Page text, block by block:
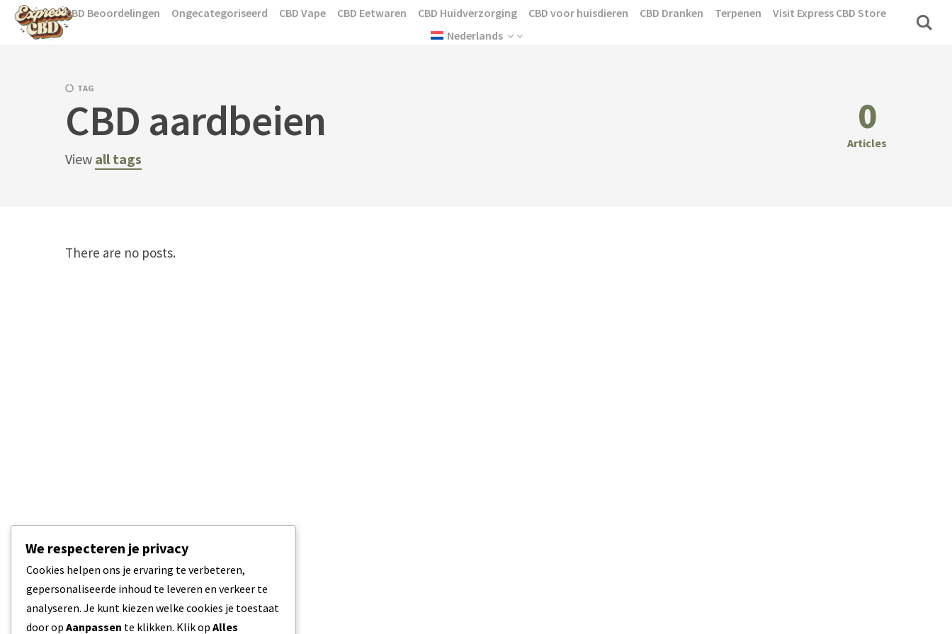
Skip
CBD Beoordelingen Ongecategoriseerd CBD Vape CBD Eetwaren CBD Huidverzorging CBD voor huisdieren CBD Dranken Terpenen
Visit Express CBD Store
Nederlands
TAG
CBD aardbeien
View all tags
0
Articles
There are no posts.
We respecteren je privacy
Cookies helpen ons je ervaring te verbeteren,
gepersonaliseerde inhoud te leveren en verkeer te
analyseren. Je kunt kiezen welke cookies je toestaat
door op Aanpassen te klikken. Klik op Alles